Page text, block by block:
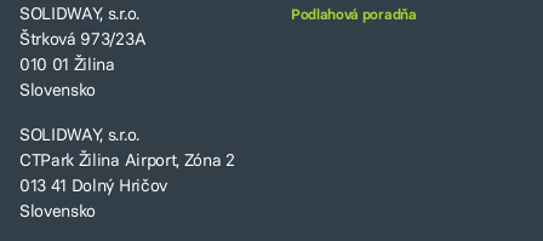
SOLIDWAY, s.r.o.
Štrková 973/23A
010 01 Žilina
Slovensko
SOLIDWAY, s.r.o.
CTPark Žilina Airport, Zóna 2
013 41 Dolný Hričov
Slovensko
Podlahová poradňa